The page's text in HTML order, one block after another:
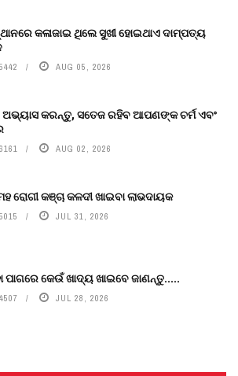
କଳାଜାଇ ଥିଲେ ସୁଖୀ ହୋଇଥାଏ ଦାମ୍ପତ୍ୟ
AUG 05, 2026
ଅଭ୍ୟାସ କରନ୍ତୁ, ସତେଜ ରହିବ ଆପଣଙ୍କ ଚର୍ମ ଏବଂ
AUG 02, 2026
ରୋଗୀ କଞ୍ଚା କଳଦୀ ଖାଇବା ଲାଭଦାୟକ
JUL 31, 2026
ପାଗରେ କେଉଁ ଖାଦ୍ୟ ଖାଇବେ ଜାଣନ୍ତୁ.....
JUL 28, 2026